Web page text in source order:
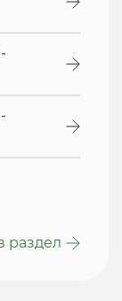
раздел